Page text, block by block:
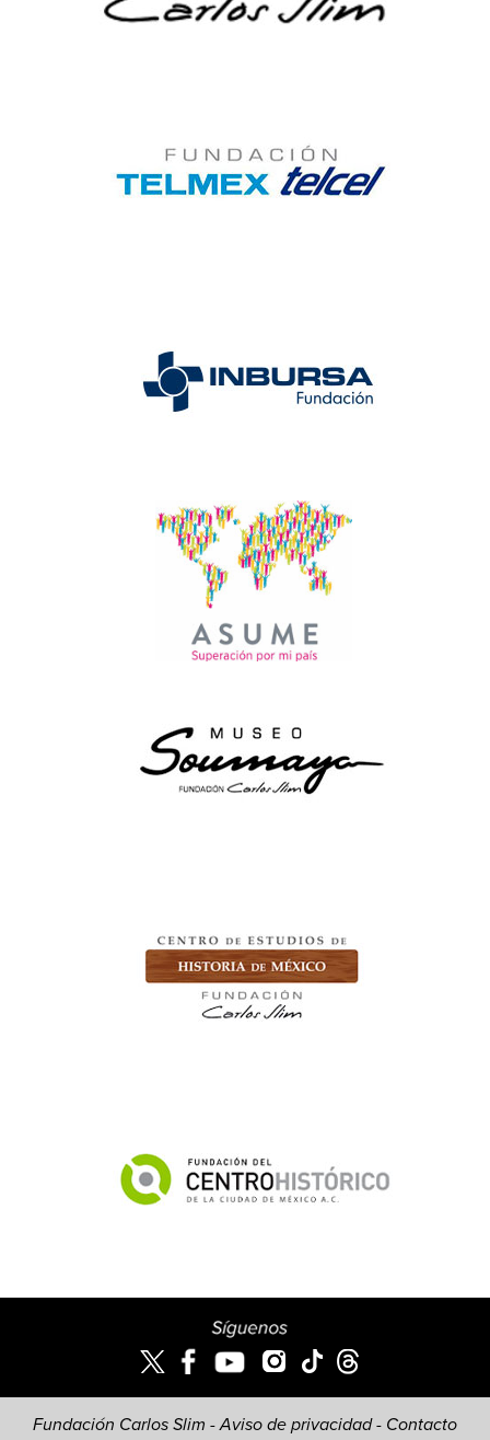
Fundación Carlos Slim -Aviso de privacidad- Contacto